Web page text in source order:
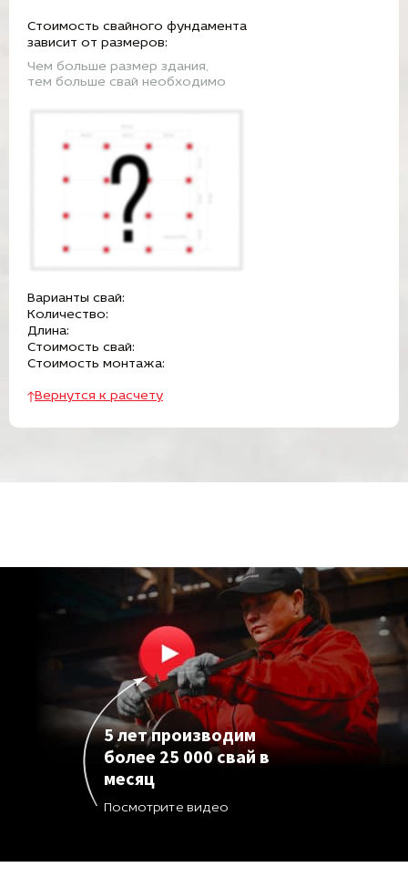
Стоимость свайного фундамента
зависит от размеров:
Чем больше размер здания,
тем больше свай необходимо
Варианты свай:
Количество:
Длина:
Стоимость свай:
Стоимость монтажа:
Вернутся к расчету
5 лет производим
более 25 000 свай в
месяц
Посмотрите видео